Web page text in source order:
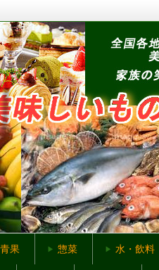
のネットスーパ
り寄せ
青果 惣菜 水・飲料